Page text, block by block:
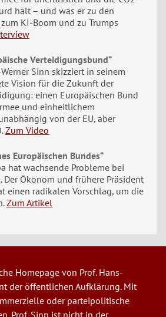
hält – und was er zu den
KI-Boom und zu Trumps
Verteidigungsbund“
Sinn skizziert in seinem
Vision für die Zukunft der
einen Europäischen Bund
und einheitlichem
von der EU, aber
Zum Video
Europäischen Bundes“
hat wachsende Probleme bei
Der Ökonom und frühere Präsident
einen radikalen Vorschlag, um die
Zum Artikel
Homepage von Prof. Hans-
der öffentlichen Aufklärung. Mit
oder parteipolitische
Prof. Sinn ist nicht in der